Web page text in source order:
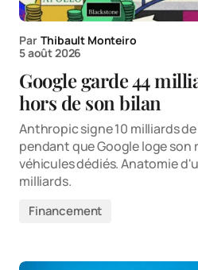
Par Thibault Monteiro
5 août 2026
Google garde 44
hors de son bilan
Anthropic signe 10 milliards
pendant que Google loge son
véhicules dédiés. Anatomie
milliards.
Financement